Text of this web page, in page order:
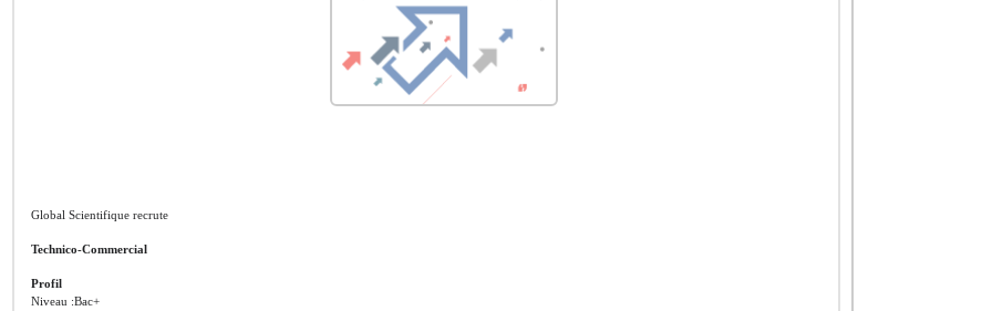
Global Scientifique recrute
Technico-Commercial
Profil
Niveau :Bac+